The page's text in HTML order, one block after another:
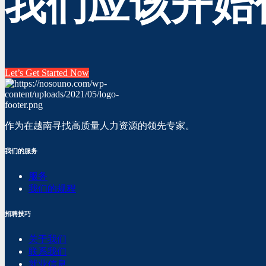
Let’s Get Started Now
作为在越南寻找高质量人力资源的领先专家。
我们的服务
服务
我们的规程
招聘技巧
关于我们
联系我们
就业信息